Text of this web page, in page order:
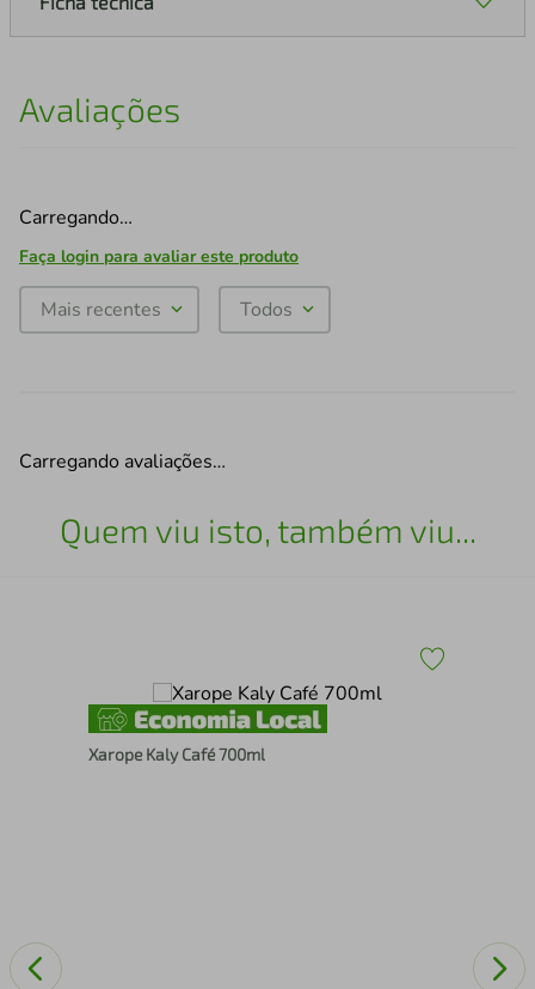
Avaliações
Carregando…
Faça login para avaliar este produto
Mais recentes Todos
Carregando avaliações…
Quem viu isto, também viu...
Xarope Kaly Café 700ml